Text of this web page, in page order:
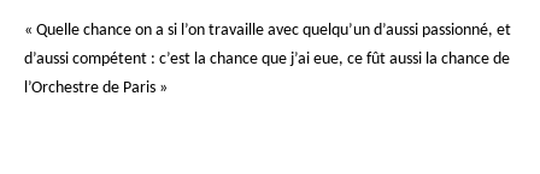
« Quelle chance on a si l’on travaille avec quelqu’un d’aussi passionné, et
d’aussi compétent : c’est la chance que j’ai eue, ce fût aussi la chance de
l’Orchestre de Paris »